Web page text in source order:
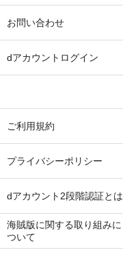
お問い合わせ
dアカウントログイン
ご利用規約
プライバシーポリシー
dアカウント2段階認証とは
海賊版に関する取り組みに
ついて